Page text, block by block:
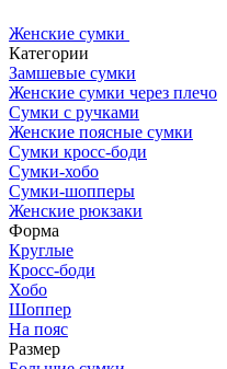
Женские сумки
Категории
Замшевые сумки
Женские сумки через плечо
Сумки с ручками
Женские поясные сумки
Сумки кросс-боди
Сумки-хобо
Сумки-шопперы
Женские рюкзаки
Форма
Круглые
Кросс-боди
Хобо
Шоппер
На пояс
Размер